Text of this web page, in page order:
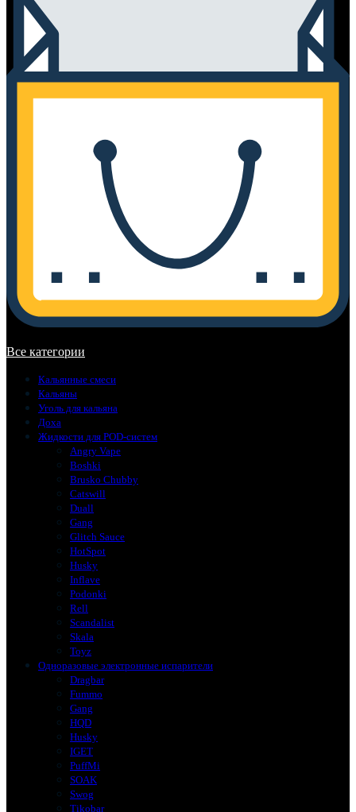
Все категории
Кальянные смеси
Кальяны
Уголь для кальяна
Доха
Жидкости для POD-систем
Angry Vape
Boshki
Brusko Chubby
Catswill
Duall
Gang
Glitch Sauce
HotSpot
Husky
Inflave
Podonki
Rell
Scandalist
Skala
Toyz
Одноразовые электронные испарители
Dragbar
Fummo
Gang
HQD
Husky
IGET
PuffMi
SOAK
Swog
Tikobar